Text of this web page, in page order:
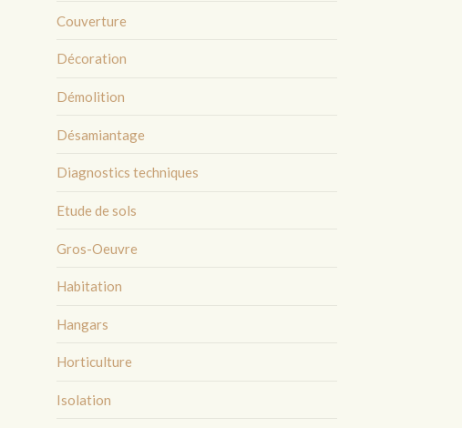
Couverture
Décoration
Démolition
Désamiantage
Diagnostics techniques
Etude de sols
Gros-Oeuvre
Habitation
Hangars
Horticulture
Isolation